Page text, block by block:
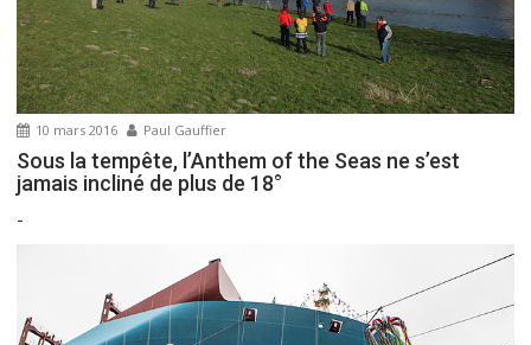
10 mars 2016 Paul Gauffier
Sous la tempête, l’Anthem of the Seas ne s’est
jamais incliné de plus de 18°
-